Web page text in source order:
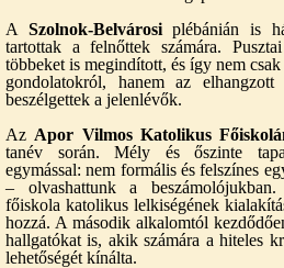
A Szolnok-Belvárosiplébánián is
tartottak a felnőttek számára.
többeket is megindított, és így nem
gondolatokról, hanem az elhangzott
beszélgettek a jelenlévők.
Az Apor Vilmos Katolikus
tanév során. Mély és őszinte
egymással: nem formális és felszínes
– olvashattunk a
főiskola katolikus lelkiségének
hozzá. A második alkalomtól
hallgatókat is, akik számára a hiteles
lehetőségét kínálta.